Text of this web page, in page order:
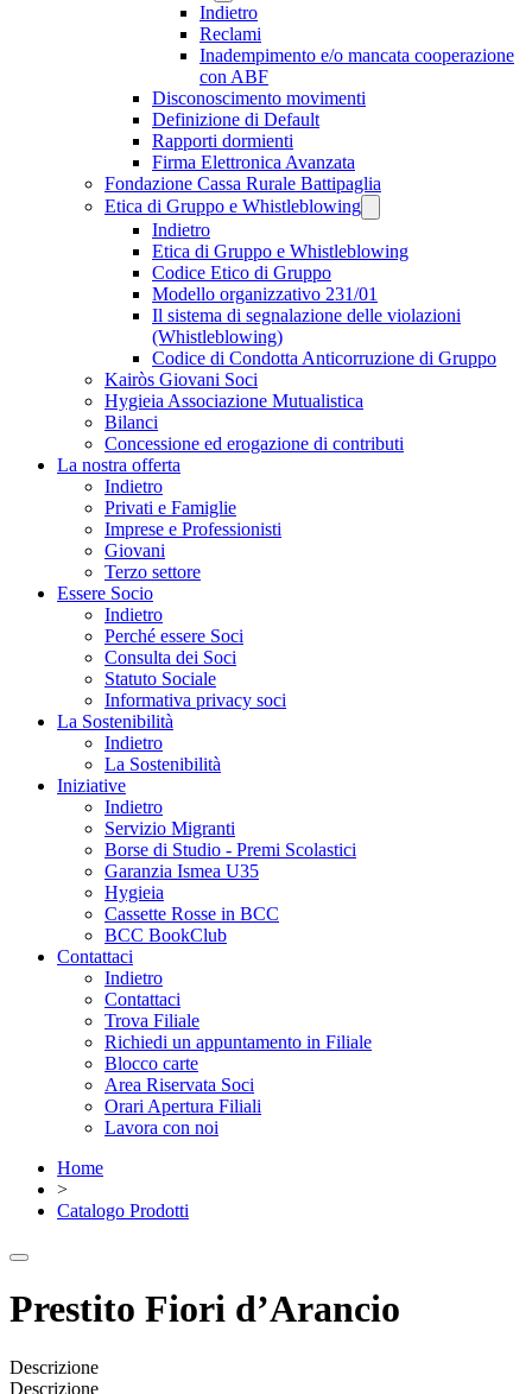
Indietro
Reclami
Inadempimento e/o mancata cooperazione
con ABF
Disconoscimento movimenti
Definizione di Default
Rapporti dormienti
Firma Elettronica Avanzata
Fondazione Cassa Rurale Battipaglia
Etica di Gruppo e Whistleblowing
Indietro
Etica di Gruppo e Whistleblowing
Codice Etico di Gruppo
Modello organizzativo 231/01
Il sistema di segnalazione delle violazioni
(Whistleblowing)
Codice di Condotta Anticorruzione di Gruppo
Kairòs Giovani Soci
Hygieia Associazione Mutualistica
Bilanci
Concessione ed erogazione di contributi
La nostra offerta
Indietro
Privati e Famiglie
Imprese e Professionisti
Giovani
Terzo settore
Essere Socio
Indietro
Perché essere Soci
Consulta dei Soci
Statuto Sociale
Informativa privacy soci
La Sostenibilità
Indietro
La Sostenibilità
Iniziative
Indietro
Servizio Migranti
Borse di Studio - Premi Scolastici
Garanzia Ismea U35
Hygieia
Cassette Rosse in BCC
BCC BookClub
Contattaci
Indietro
Contattaci
Trova Filiale
Richiedi un appuntamento in Filiale
Blocco carte
Area Riservata Soci
Orari Apertura Filiali
Lavora con noi
Home
>
Catalogo Prodotti
Prestito Fiori d’Arancio
Descrizione
Descrizione